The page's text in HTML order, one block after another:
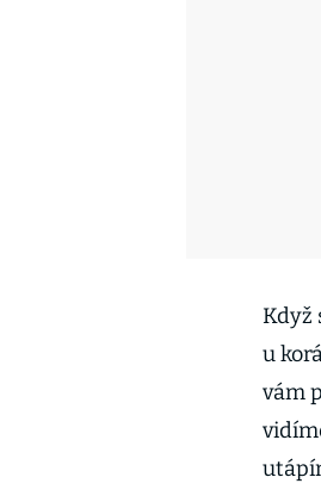
Když
u
vám